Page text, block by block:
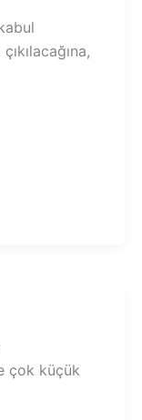
çok küçük